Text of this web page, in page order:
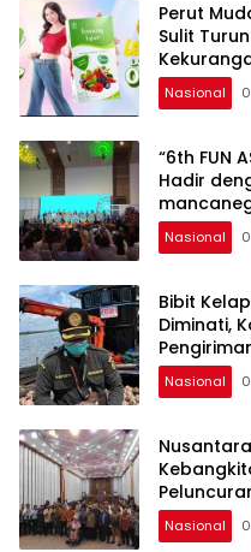
Perut
Sulit
Nasional
“6th FUN
Hadir
Rekreasi
Tanah Air
Nasional
Bibit
Diminati,
Nasional
Nasional